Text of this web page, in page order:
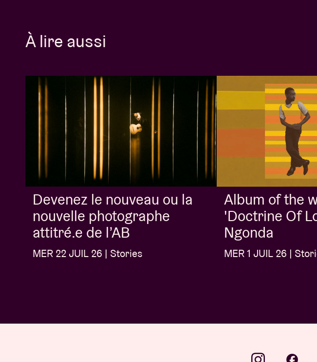
À lire aussi
Devenez le nouveau ou la
nouvelle photographe
attitré.e de l’AB
MER 22 JUIL 26 | Stories
Album of the
'Doctrine Of
Ngonda
MER 1 JUIL 26 |